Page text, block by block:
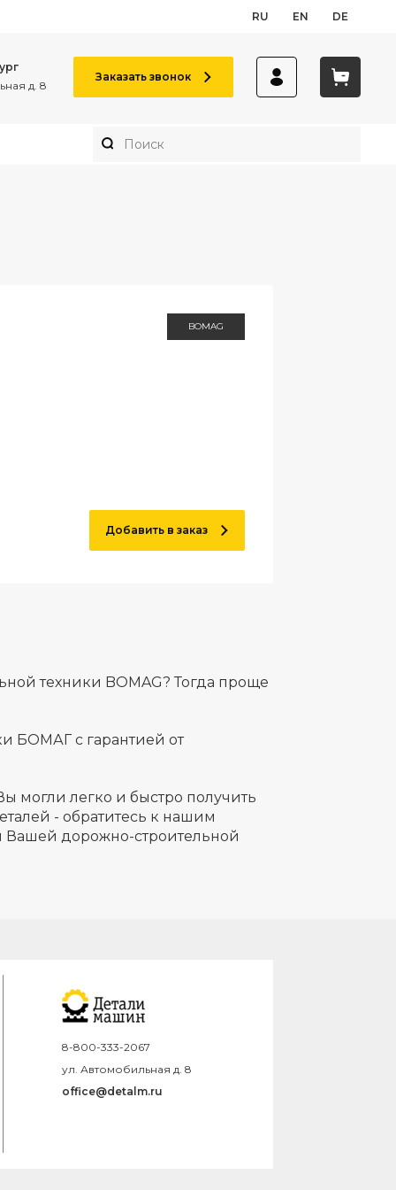
RU EN DE
д. 8
Заказать звонок
BOMAG
Добавить в заказ
техники BOMAG? Тогда проще
БОМАГ с гарантией от
могли легко и быстро получить
- обратитесь к нашим
Вашей дорожно-строительной
8-800-333-2067
ул. Автомобильная д. 8
office@detalm.ru